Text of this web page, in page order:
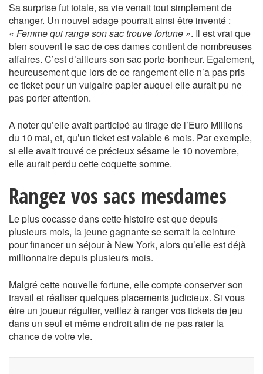
Sa surprise fut totale, sa vie venait tout simplement de
changer. Un nouvel adage pourrait ainsi être inventé :
« Femme qui range son sac trouve fortune ». Il est vrai que
bien souvent le sac de ces dames contient de nombreuses
affaires. C’est d’ailleurs son sac porte-bonheur. Egalement,
heureusement que lors de ce rangement elle n’a pas pris
ce ticket pour un vulgaire papier auquel elle aurait pu ne
pas porter attention.
A noter qu’elle avait participé au tirage de l’Euro Millions
du 10 mai, et, qu’un ticket est valable 6 mois. Par exemple,
si elle avait trouvé ce précieux sésame le 10 novembre,
elle aurait perdu cette coquette somme.
Rangez vos sacs mesdames
Le plus cocasse dans cette histoire est que depuis
plusieurs mois, la jeune gagnante se serrait la ceinture
pour financer un séjour à New York, alors qu’elle est déjà
millionnaire depuis plusieurs mois.
Malgré cette nouvelle fortune, elle compte conserver son
travail et réaliser quelques placements judicieux. Si vous
être un joueur régulier, veillez à ranger vos tickets de jeu
dans un seul et même endroit afin de ne pas rater la
chance de votre vie.